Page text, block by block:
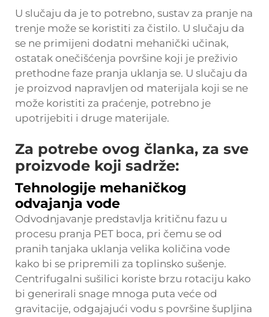
U slučaju da je to potrebno, sustav za pranje na
trenje može se koristiti za čistilo. U slučaju da
se ne primijeni dodatni mehanički učinak,
ostatak onečišćenja površine koji je preživio
prethodne faze pranja uklanja se. U slučaju da
je proizvod napravljen od materijala koji se ne
može koristiti za praćenje, potrebno je
upotrijebiti i druge materijale.
Za potrebe ovog članka, za sve
proizvode koji sadrže:
Tehnologije mehaničkog
odvajanja vode
Odvodnjavanje predstavlja kritičnu fazu u
procesu pranja PET boca, pri čemu se od
pranih tanjaka uklanja velika količina vode
kako bi se pripremili za toplinsko sušenje.
Centrifugalni sušilici koriste brzu rotaciju kako
bi generirali snage mnoga puta veće od
gravitacije, odgajajući vodu s površine šupljina